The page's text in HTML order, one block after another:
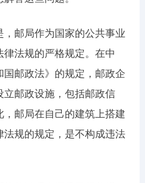
邮局作为国家的公共事业
法规的严格规定。在中
国邮政法》的规定，邮政企
立邮政设施，包括邮政信
邮局在自己的建筑上搭建
法规的规定，是不构成违法